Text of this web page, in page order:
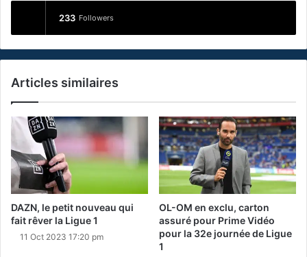
233 Followers
Articles similaires
DAZN, le petit nouveau qui
fait rêver la Ligue 1
11 Oct 2023 17:20 pm
OL-OM en exclu, carton
assuré pour Prime Vidéo
pour la 32e journée de Ligue
1